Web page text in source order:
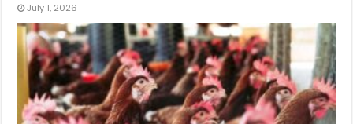
July 1, 2026